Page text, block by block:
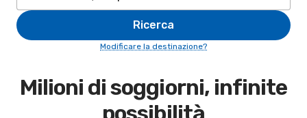
Ricerca
Modificare la destinazione?
Milioni di soggiorni, infinite